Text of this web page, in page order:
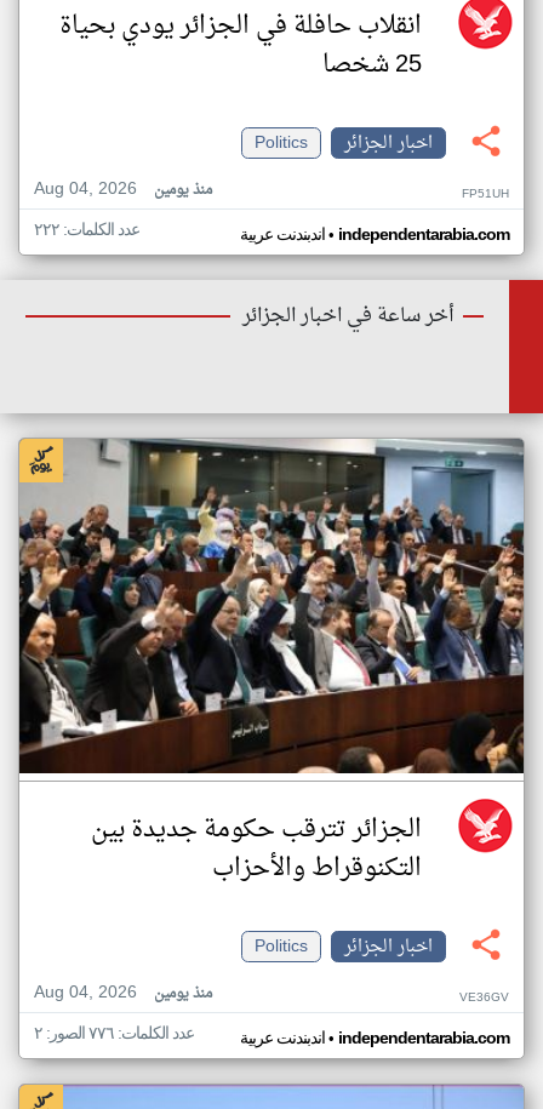
انقلاب حافلة في الجزائر يودي بحياة
25 شخصا
اخبار الجزائر
Politics
Aug 04, 2026
منذ يومين FP51UH
اندبندنت عربية• independentarabia.com عدد الكلمات: ٢٢٢
أخر ساعة في اخبار الجزائر
الجزائر تترقب حكومة جديدة بين
التكنوقراط والأحزاب
اخبار الجزائر
Politics
Aug 04, 2026
منذ يومين VE36GV
اندبندنت عربية• independentarabia.com عدد الكلمات: ٧٧٦ الصور: ٢